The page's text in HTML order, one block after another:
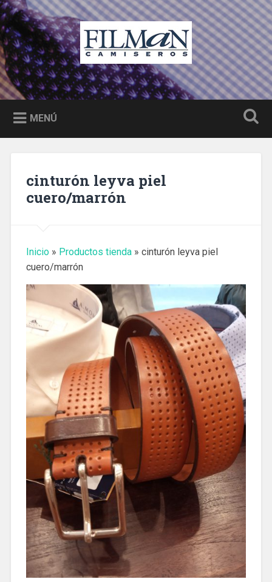
Saltar
al
contenido
Buscar
Filman camiseros Castellón
Camisas a medida, moda y complementos hombre
Castellón
MENÚ
cinturón leyva piel
cuero/marrón
Inicio» Productos tienda» cinturón leyva piel
cuero/marrón